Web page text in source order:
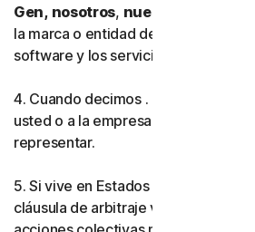
Gen, nosotros, nuestro
la marca o entidad de Gen Digital
software y los servicios en su región.
4. Cuando decimos . .
usted o a la empresa o entidad que
representar.
5. Si vive en Estados Unidos,
cláusula de arbitraje vinculante y la